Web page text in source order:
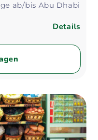
ab/bis Abu Dhabi
Details